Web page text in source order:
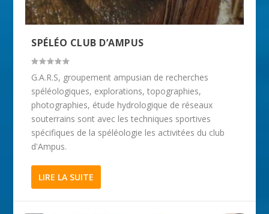
SPÉLÉO CLUB D’AMPUS
G.A.R.S, groupement ampusian de recherches
spéléologiques, explorations, topographies,
photographies, étude hydrologique de réseaux
souterrains sont avec les techniques sportives
spécifiques de la spéléologie les activitées du club
d'Ampus.
LIRE LA SUITE